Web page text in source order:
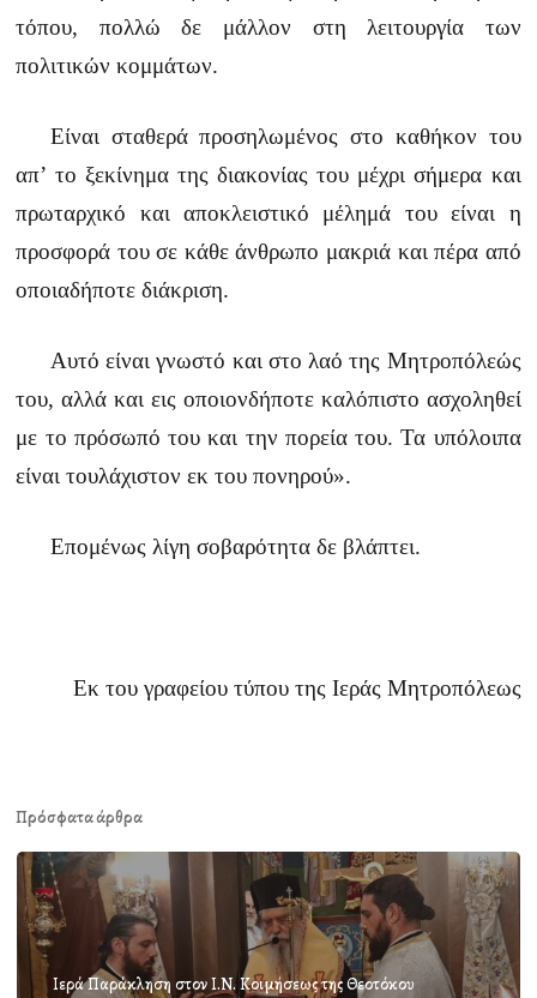
τόπου, πολλώ δε μάλλον στη λειτουργία των
πολιτικών κομμάτων.
Είναι σταθερά προσηλωμένος στο καθήκον του
απ’ το ξεκίνημα της διακονίας του μέχρι σήμερα και
πρωταρχικό και αποκλειστικό μέλημά του είναι η
προσφορά του σε κάθε άνθρωπο μακριά και πέρα από
οποιαδήποτε διάκριση.
Αυτό είναι γνωστό και στο λαό της Μητροπόλεώς
του, αλλά και εις οποιονδήποτε καλόπιστο ασχοληθεί
με το πρόσωπό του και την πορεία του. Τα υπόλοιπα
είναι τουλάχιστον εκ του πονηρού».
Επομένως λίγη σοβαρότητα δε βλάπτει.
Εκ του γραφείου τύπου της Ιεράς Μητροπόλεως
Πρόσφατα άρθρα
Ιερά Παράκληση στον Ι.Ν. Κοιμήσεως της Θεοτόκου